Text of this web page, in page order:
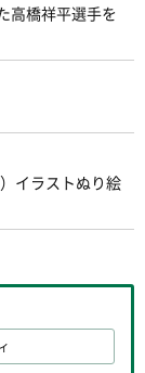
高橋祥平選手を
イラストぬり絵